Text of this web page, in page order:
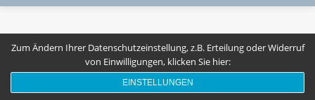
Zum Ändern Ihrer Datenschutzeinstellung, z.B. Erteilung oder Widerruf
von Einwilligungen, klicken Sie hier:
EINSTELLUNGEN